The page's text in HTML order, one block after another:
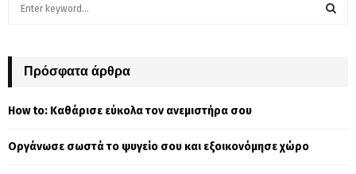
h
o
:
Πρόσφατα άρθρα
How to: Καθάρισε εύκολα τον ανεμιστήρα σου
Οργάνωσε σωστά το ψυγείο σου και εξοικονόμησε χώρο